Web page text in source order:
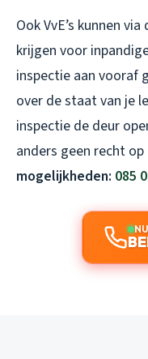
Ook VvE’s kunnen
krijgen voor
inspectie aan vooraf
over de staat van je
inspectie de deur
anders geen recht op
mogelijkheden: 085